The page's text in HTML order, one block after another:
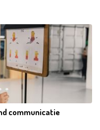
communicatie